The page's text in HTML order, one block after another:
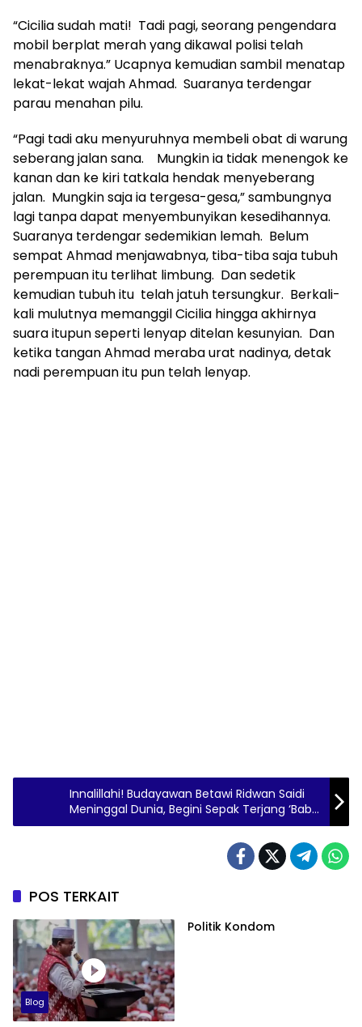
“Cicilia sudah mati! Tadi pagi, seorang pengendara
mobil berplat merah yang dikawal polisi telah
menabraknya.” Ucapnya kemudian sambil menatap
lekat-lekat wajah Ahmad. Suaranya terdengar
parau menahan pilu.
“Pagi tadi aku menyuruhnya membeli obat di warung
seberang jalan sana. Mungkin ia tidak menengok ke
kanan dan ke kiri tatkala hendak menyeberang
jalan. Mungkin saja ia tergesa-gesa,” sambungnya
lagi tanpa dapat menyembunyikan kesedihannya.
Suaranya terdengar sedemikian lemah. Belum
sempat Ahmad menjawabnya, tiba-tiba saja tubuh
perempuan itu terlihat limbung. Dan sedetik
kemudian tubuh itu telah jatuh tersungkur. Berkali-
kali mulutnya memanggil Cicilia hingga akhirnya
suara itupun seperti lenyap ditelan kesunyian. Dan
ketika tangan Ahmad meraba urat nadinya, detak
nadi perempuan itu pun telah lenyap.
Innalillahi! Budayawan Betawi Ridwan Saidi
Meninggal Dunia, Begini Sepak Terjang ‘Babe’
Semasa Hidupnya
POS TERKAIT
Blog
Politik Kondom